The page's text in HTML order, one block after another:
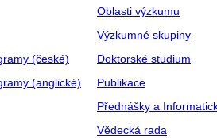
(české)
(anglické)
Oblasti výzkumu
Výzkumné skupiny
Doktorské studium
Publikace
Přednášky a
Vědecká rada